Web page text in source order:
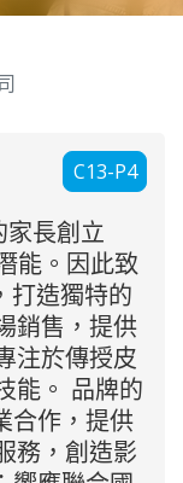
C13-P4
家長創立
能。因此致
打造獨特的
銷售，提供
注於傳授皮
能。 品牌的
合作，提供
務，創造影